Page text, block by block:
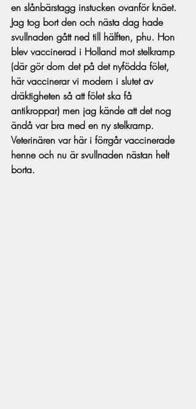
en slånbärstagg instucken ovanför knäet.
Jag tog bort den och nästa dag hade
svullnaden gått ned till hälften, phu. Hon
blev vaccinerad i Holland mot stelkramp
(där gör dom det på det nyfödda fölet,
här vaccinerar vi modern i slutet av
dräktigheten så att fölet ska få
antikroppar) men jag kände att det nog
ändå var bra med en ny stelkramp.
Veterinären var här i förrgår vaccinerade
henne och nu är svullnaden nästan helt
borta.